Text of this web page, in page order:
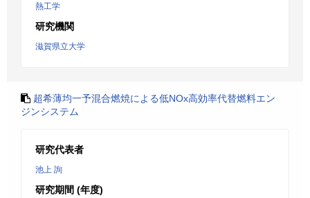
熱工学
研究機関
滋賀県立大学
超希薄均一予混合燃焼による低NOx高効率代替燃料エン
ジンシステム
研究代表者
池上 詢
研究期間 (年度)